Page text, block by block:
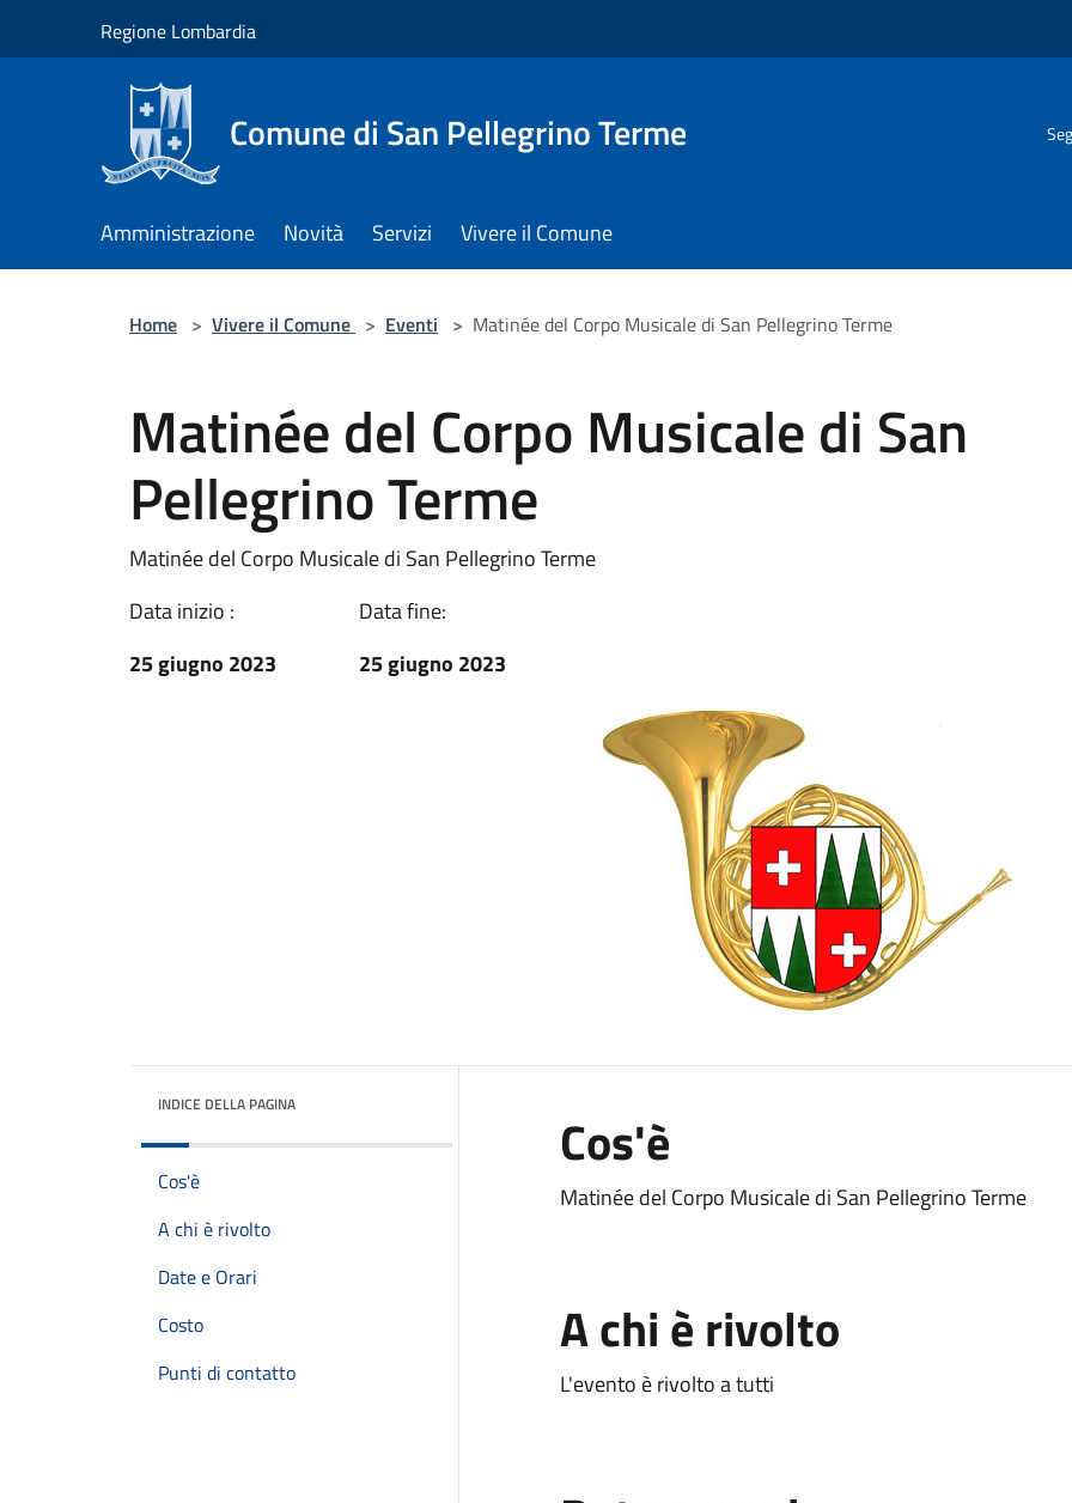
Regione Lombardia
Comune di San Pellegrino Terme
Amministrazione Novità Servizi Vivere il Comune
Home > Vivere il Comune > Eventi > Matinée del Corpo Musicale di San Pellegrino Terme
Matinée del Corpo Musicale di San
Pellegrino Terme
Matinée del Corpo Musicale di San Pellegrino Terme
Data inizio :
25 giugno 2023
Data fine:
25 giugno 2023
INDICE DELLA PAGINA
Cos'è
A chi è rivolto
Date e Orari
Costo
Punti di contatto
Cos'è
Matinée del Corpo Musicale di San Pellegrino Terme
A chi è rivolto
L'evento è rivolto a tutti